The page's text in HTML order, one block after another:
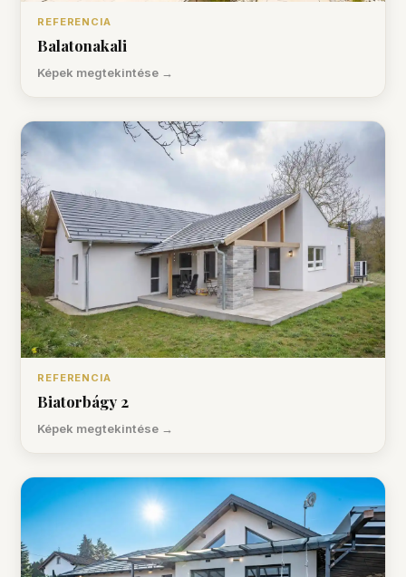
REFERENCIA
Balatonakali
Képek megtekintése →
REFERENCIA
Biatorbágy 2
Képek megtekintése →